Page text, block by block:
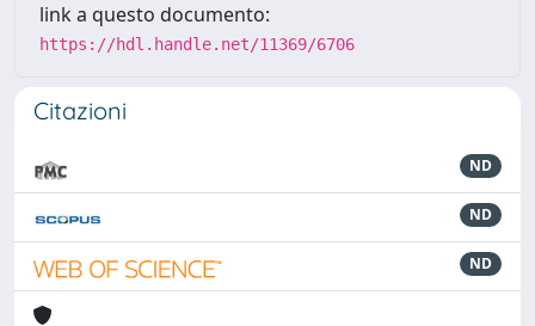
link a questo documento:
https://hdl.handle.net/11369/6706
Citazioni
ND
ND
ND